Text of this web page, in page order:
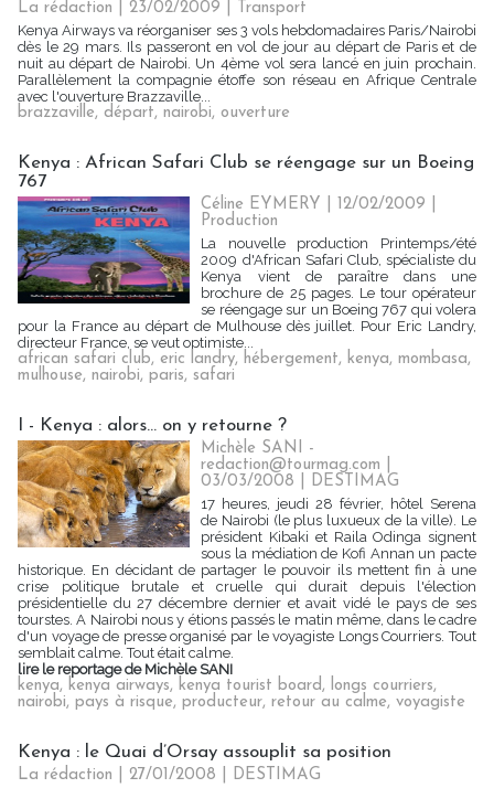
La rédaction | 23/02/2009
Transport
Kenya Airways va réorganiser ses 3 vols hebdomadaires Paris/Nairobi
dès le 29 mars. Ils passeront en vol de jour au départ de Paris et de
nuit au départ de Nairobi. Un 4ème vol sera lancé en juin prochain.
Parallèlement la compagnie étoffe son réseau en Afrique Centrale
avec l'ouverture Brazzaville...
brazzaville, départ, nairobi, ouverture
Kenya : African Safari Club se réengage sur un Boeing
767
Céline EYMERY | 12/02/2009
Production
La nouvelle production Printemps/été
2009 d'African Safari Club, spécialiste du
Kenya vient de paraître dans une
brochure de 25 pages. Le tour opérateur
se réengage sur un Boeing 767 qui volera
pour la France au départ de Mulhouse dès juillet. Pour Eric Landry,
directeur France, se veut optimiste...
african safari club, eric landry, hébergement, kenya, mombasa,
mulhouse, nairobi, paris, safari
I - Kenya : alors… on y retourne ?
Michèle SANI -
redaction@tourmag.com |
03/03/2008
DESTIMAG
17 heures, jeudi 28 février, hôtel Serena
de Nairobi (le plus luxueux de la ville). Le
président Kibaki et Raila Odinga signent
sous la médiation de Kofi Annan un pacte
historique. En décidant de partager le pouvoir ils mettent fin à une
crise politique brutale et cruelle qui durait depuis l'élection
présidentielle du 27 décembre dernier et avait vidé le pays de ses
tourstes. A Nairobi nous y étions passés le matin même, dans le cadre
d'un voyage de presse organisé par le voyagiste Longs Courriers. Tout
semblait calme. Tout était calme.
lire le reportage de Michèle SANI
kenya, kenya airways, kenya tourist board, longs courriers,
nairobi, pays à risque, producteur, retour au calme, voyagiste
Kenya : le Quai d’Orsay assouplit sa position
La rédaction | 27/01/2008
DESTIMAG